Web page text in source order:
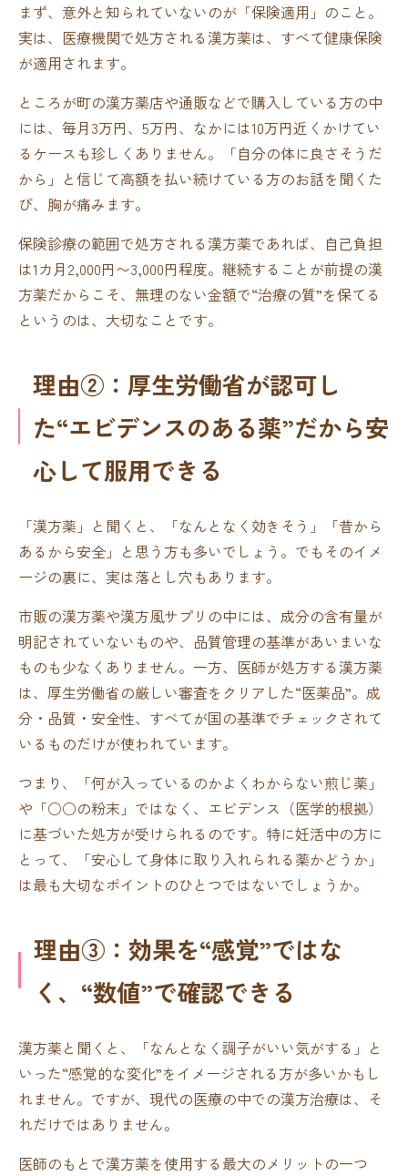
まず、意外と知られていないのが「保険適用」のこと。
実は、医療機関で処方される漢方薬は、すべて健康保険
が適用されます。
ところが町の漢方薬店や通販などで購入している方の中
には、毎月3万円、5万円、なかには10万円近くかけてい
るケースも珍しくありません。「自分の体に良さそうだ
から」と信じて高額を払い続けている方のお話を聞くた
び、胸が痛みます。
保険診療の範囲で処方される漢方薬であれば、自己負担
は1カ月2,000円〜3,000円程度。継続することが前提の漢
方薬だからこそ、無理のない金額で“治療の質”を保てる
というのは、大切なことです。
理由②：厚生労働省が認可し
た“エビデンスのある薬”だから安
心して服用できる
「漢方薬」と聞くと、「なんとなく効きそう」「昔から
あるから安全」と思う方も多いでしょう。でもそのイメ
ージの裏に、実は落とし穴もあります。
市販の漢方薬や漢方風サプリの中には、成分の含有量が
明記されていないものや、品質管理の基準があいまいな
ものも少なくありません。一方、医師が処方する漢方薬
は、厚生労働省の厳しい審査をクリアした“医薬品”。成
分・品質・安全性、すべてが国の基準でチェックされて
いるものだけが使われています。
つまり、「何が入っているのかよくわからない煎じ薬」
や「○○の粉末」ではなく、エビデンス（医学的根拠）
に基づいた処方が受けられるのです。特に妊活中の方に
とって、「安心して身体に取り入れられる薬かどうか」
は最も大切なポイントのひとつではないでしょうか。
理由③：効果を“感覚”ではな
く、“数値”で確認できる
漢方薬と聞くと、「なんとなく調子がいい気がする」と
いった“感覚的な変化”をイメージされる方が多いかもし
れません。ですが、現代の医療の中での漢方治療は、そ
れだけではありません。
医師のもとで漢方薬を使用する最大のメリットの一つ